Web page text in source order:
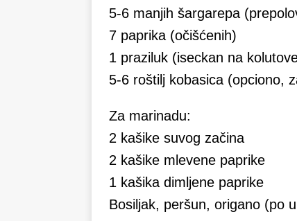
5-6 manjih šargarepa
7 paprika (očišćenih)
1 praziluk (iseckan na
5-6 roštilj kobasica (opciono,
Za marinadu:
2 kašike suvog začina
2 kašike mlevene paprike
1 kašika dimljene paprike
Bosiljak, peršun, origano (po